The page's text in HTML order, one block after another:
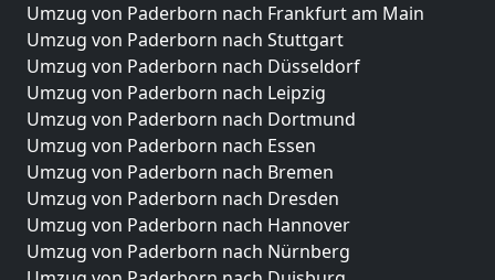
Umzug von Paderborn nach Frankfurt am Main
Umzug von Paderborn nach Stuttgart
Umzug von Paderborn nach Düsseldorf
Umzug von Paderborn nach Leipzig
Umzug von Paderborn nach Dortmund
Umzug von Paderborn nach Essen
Umzug von Paderborn nach Bremen
Umzug von Paderborn nach Dresden
Umzug von Paderborn nach Hannover
Umzug von Paderborn nach Nürnberg